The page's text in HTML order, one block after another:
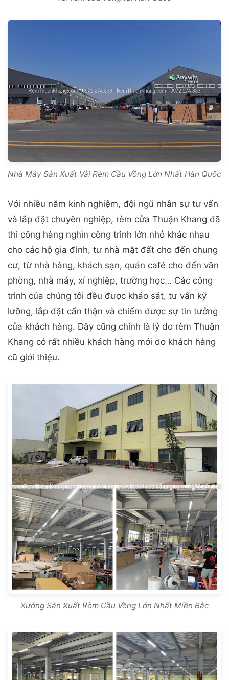
Nhà Máy Sản Xuất Vải Rèm Cầu Vồng Lớn Nhất Hàn Quốc
Với nhiều năm kinh nghiệm, đội ngũ nhân sự tư vấn
và lắp đặt chuyên nghiệp, rèm cửa Thuận Khang đã
thi công hàng nghìn công trình lớn nhỏ khác nhau
cho các hộ gia đình, tư nhà mặt đất cho đến chung
cư, từ nhà hàng, khách sạn, quán café cho đến văn
phòng, nhà máy, xí nghiệp, trường học… Các công
trình của chúng tôi đều được khảo sát, tư vấn kỹ
lưỡng, lắp đặt cẩn thận và chiếm được sự tin tưởng
của khách hàng. Đây cũng chính là lý do rèm Thuận
Khang có rất nhiều khách hàng mới do khách hàng
cũ giới thiệu.
Xưởng Sản Xuất Rèm Cầu Vồng Lớn Nhất Miền Bắc